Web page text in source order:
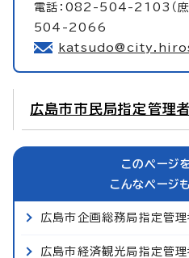
電話：082-504-2103（
504-2066
広島市市民局指定管理
このページ
こんなページ
広島市企画総務局指定管
広島市経済観光局指定管